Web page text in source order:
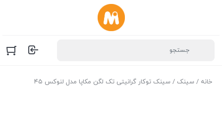
خانه / سینک / سینک توکار گرانیتی تک لگن مکاپا مدل لنوکس ۴۵